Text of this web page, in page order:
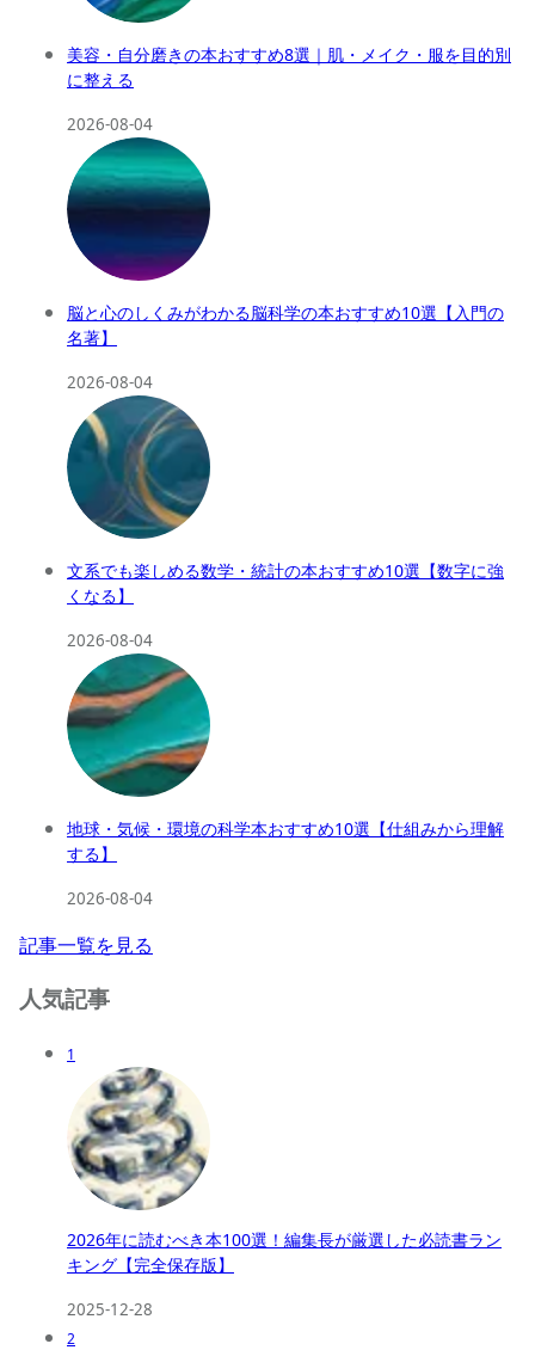
美容・自分磨きの本おすすめ8選｜肌・メイク・服を目的別
に整える
2026-08-04
脳と心のしくみがわかる脳科学の本おすすめ10選【入門の
名著】
2026-08-04
文系でも楽しめる数学・統計の本おすすめ10選【数字に強
くなる】
2026-08-04
地球・気候・環境の科学本おすすめ10選【仕組みから理解
する】
2026-08-04
記事一覧を見る
人気記事
1
2026年に読むべき本100選！編集長が厳選した必読書ラン
キング【完全保存版】
2025-12-28
2